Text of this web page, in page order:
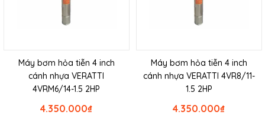
Máy bơm hỏa tiễn 4 inch
cánh nhựa VERATTI
4VRM6/14-1.5 2HP
₫
4.350.000
Máy bơm hỏa tiễn 4 inch
cánh nhựa VERATTI 4VR8/11-
1.5 2HP
₫
4.350.000